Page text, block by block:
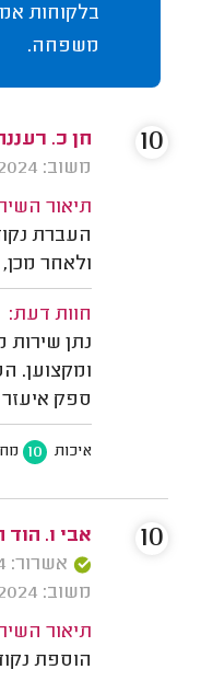
בלקוחות
משפחה.
חן כ.
משוב: 29/08/2024
תיאור
העברת
ולאחר מכן,
חוות דעת:
נתן שירות
ומקצוען.
ספק איעזר
איכות 10
10
אבי ו. הוד
אשרור: 25/08/2024
משוב: 25/06/2024
תיאור
הוספת
10